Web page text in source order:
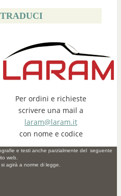
TRADUCI
Per ordini e richieste
scrivere una mail a
laram@laram.it
con nome e codice
e testi anche parzialmente del seguente
web.
agirà a norme di legge.